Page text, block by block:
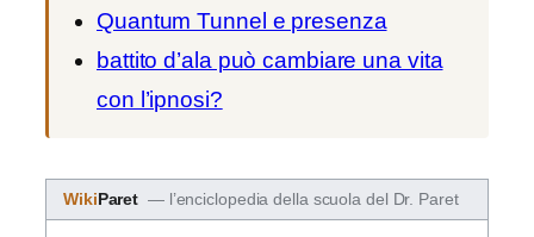
Quantum Tunnel e presenza
battito d’ala può cambiare una vita
con l’ipnosi?
Wiki Paret — l’enciclopedia della scuola del Dr. Paret